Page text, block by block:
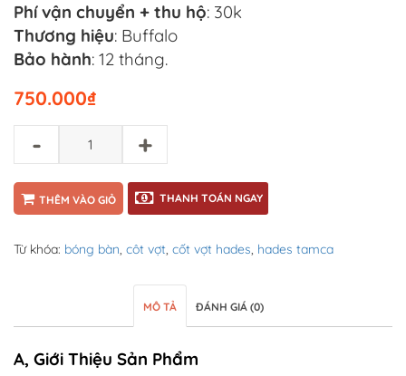
Phí vận chuyển + thu hộ: 30k
Thương hiệu: Buffalo
Bảo hành: 12 tháng.
₫
750.000
- +
THÊM VÀO GIỎ THANH TOÁN NGAY
Từ khóa: bóng bàn, côt vợt, cốt vợt hades, hades tamca
MÔ TẢ ĐÁNH GIÁ (0)
A, Giới Thiệu Sản Phẩm